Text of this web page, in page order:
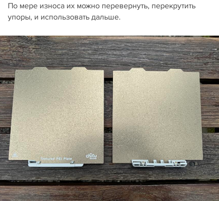
По мере износа их можно перевернуть, перекрутить
упоры, и использовать дальше.